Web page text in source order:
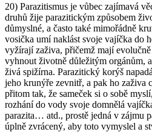
20) Parazitismus je vůbec zajímavá
druhů žije parazitickým způsobem
důmyslné, a často také mimořádně
vosička umí naklást svoje vajíčka do
vyžírají zaživa, přičemž mají
vyhnout životně důležitým orgánům,
živá spižírna. Parazitický korýš
jeho krunýře zevnitř, a pak ho zaživa
přitom tak, že sameček si o sobě
rozhání do vody svoje domnělá
parazita… atd., prostě jedná v zájmu
úplně zvrácený, aby toto vymyslel a